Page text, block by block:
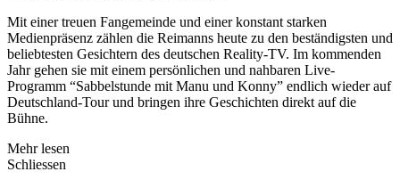
Mit einer treuen Fangemeinde und einer konstant starken
Medienpräsenz zählen die Reimanns heute zu den beständigsten und
beliebtesten Gesichtern des deutschen Reality-TV. Im kommenden
Jahr gehen sie mit einem persönlichen und nahbaren Live-
Programm “Sabbelstunde mit Manu und Konny” endlich wieder auf
Deutschland-Tour und bringen ihre Geschichten direkt auf die
Bühne.
Mehr lesen
Schliessen